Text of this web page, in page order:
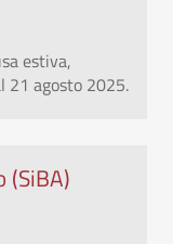
estiva,
21 agosto 2025.
(SiBA)